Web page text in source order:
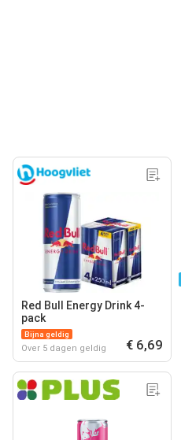
Red Bull Energy Drink 4-
pack
Bijna geldig
Over 5 dagen geldig € 6,69